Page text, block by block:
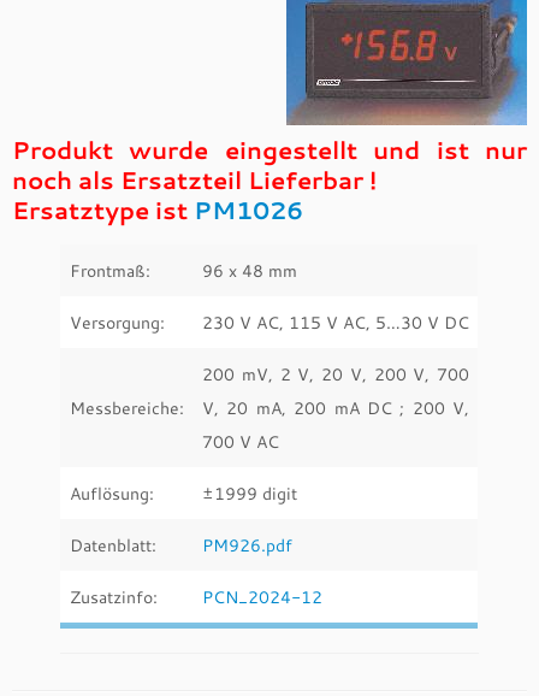
Produkt wurde eingestellt und ist nur
noch als Ersatzteil Lieferbar !
Ersatztype ist PM1026
Frontmaß: 96 x 48 mm
Versorgung: 230 V AC, 115 V AC, 5…30 V DC
Messbereiche:
200 mV, 2 V, 20 V, 200 V, 700
V, 20 mA, 200 mA DC ; 200 V,
700 V AC
Auflösung: ±1999 digit
Datenblatt: PM926.pdf
Zusatzinfo: PCN_2024-12